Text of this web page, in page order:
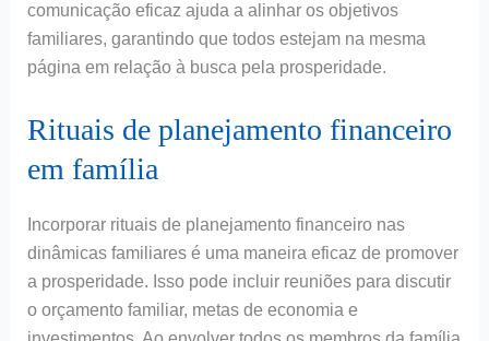
comunicação eficaz ajuda a alinhar os objetivos
familiares, garantindo que todos estejam na mesma
página em relação à busca pela prosperidade.
Rituais de planejamento financeiro
em família
Incorporar rituais de planejamento financeiro nas
dinâmicas familiares é uma maneira eficaz de promover
a prosperidade. Isso pode incluir reuniões para discutir
o orçamento familiar, metas de economia e